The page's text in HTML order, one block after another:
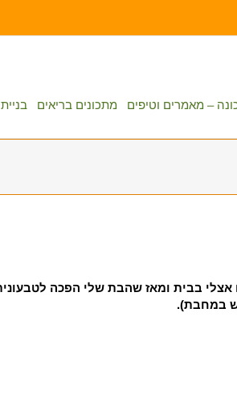
– מאמרים וטיפים מתכונים בריאים
בבית ומאז שהבת שלי הפכה
במחבת).